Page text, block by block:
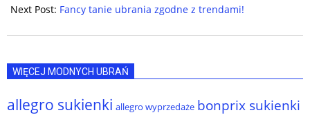
26
Next Post: Fancy tanie ubrania zgodne z trendami!
WIĘCEJ MODNYCH UBRAŃ
allegro sukienki allegro wyprzedaże bonprix sukienki